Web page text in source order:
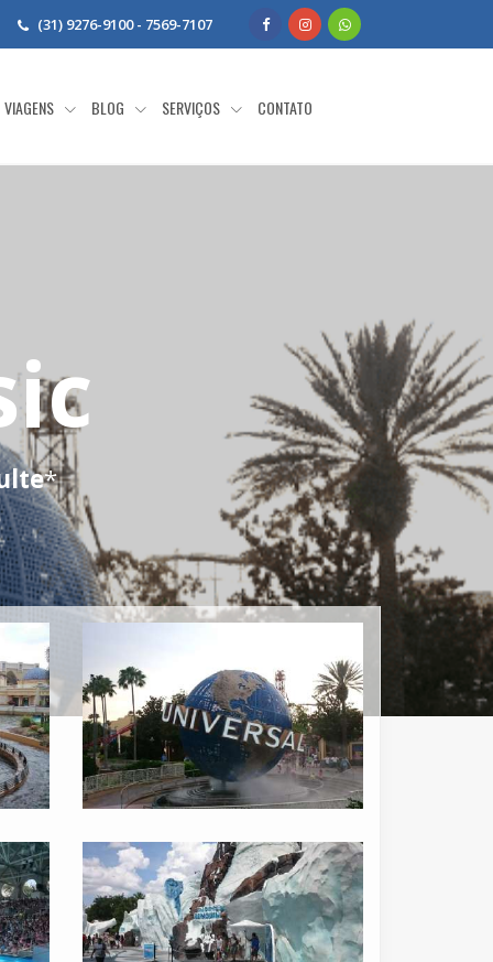
(31) 9276-9100 - 7569-7107
VIAGENS BLOG SERVIÇOS CONTATO
*